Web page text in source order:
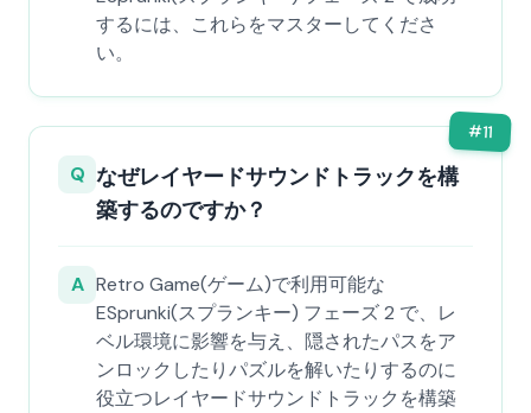
するには、これらをマスターしてくださ
い。
#11
Q なぜレイヤードサウンドトラックを構
築するのですか？
A Retro Game(ゲーム)で利用可能な
ESprunki(スプランキー) フェーズ 2 で、レ
ベル環境に影響を与え、隠されたパスをア
ンロックしたりパズルを解いたりするのに
役立つレイヤードサウンドトラックを構築